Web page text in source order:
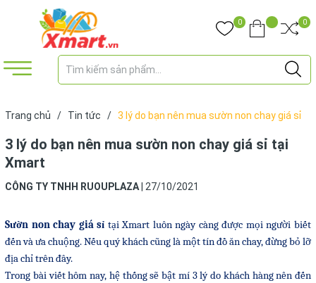
0 0
Trang chủ / Tin tức / 3 lý do bạn nên mua sườn non chay giá sỉ
3 lý do bạn nên mua sườn non chay giá sỉ tại
Xmart
CÔNG TY TNHH RUOUPLAZA 27/10/2021
Sườn non chay giá sỉ tại Xmart luôn ngày càng được mọi người biết
đến và ưa chuộng. Nếu quý khách cũng là một tín đồ ăn chay, đừng bỏ lỡ
địa chỉ trên đây.
Trong bài viết hôm nay, hệ thống sẽ bật mí 3 lý do khách hàng nên đến